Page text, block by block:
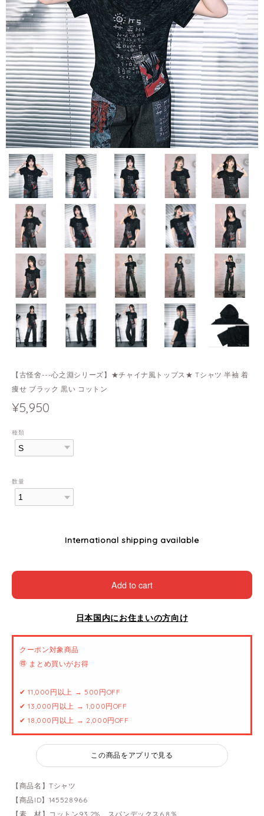
【古怪舍---心之淵シリーズ】★チャイナ風トップス★ Tシャツ 半袖 着
痩せ ブラック 黒い コットン
¥5,950
種類
数量
International shipping available
Add to cart
日本国内にお住まいの方向け
クーポン対象商品
🉐 まとめ買いがお得
✔ 11,000円以上 → 500円OFF
✔ 13,000円以上 → 1,000円OFF
✔ 18,000円以上 → 2,000円OFF
この商品をアプリで見る
【商品名】Tシャツ
【商品ID】145528966
【素 材】コットン93.2%、スパンデックス6.8％